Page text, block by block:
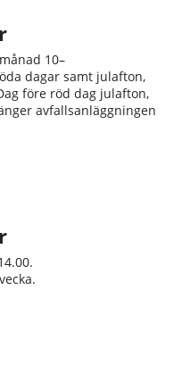
10–
dagar samt julafton,
före röd dag julafton,
avfallsanläggningen